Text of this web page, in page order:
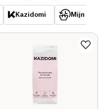
Kazidomi Mijn